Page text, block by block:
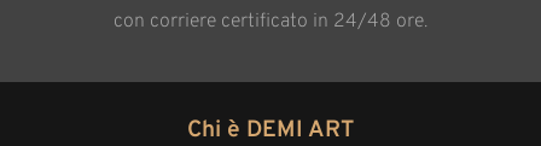
con corriere certificato in 24/48 ore.
Chi è DEMI ART